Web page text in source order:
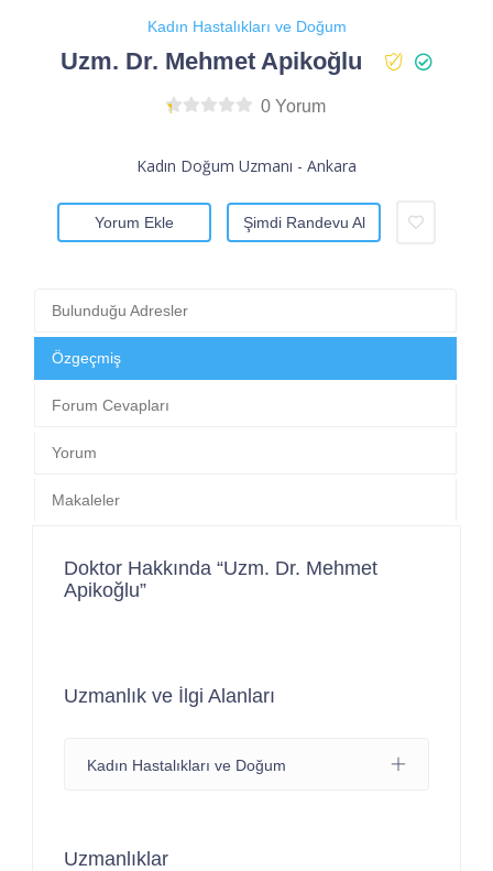
Kadın Hastalıkları ve Doğum
Uzm. Dr. Mehmet Apikoğlu
0 Yorum
Kadın Doğum Uzmanı - Ankara
Yorum Ekle Şimdi Randevu Al
Bulunduğu Adresler
Özgeçmiş
Forum Cevapları
Yorum
Makaleler
Doktor Hakkında “Uzm. Dr. Mehmet
Apikoğlu”
Uzmanlık ve İlgi Alanları
Kadın Hastalıkları ve Doğum
Uzmanlıklar